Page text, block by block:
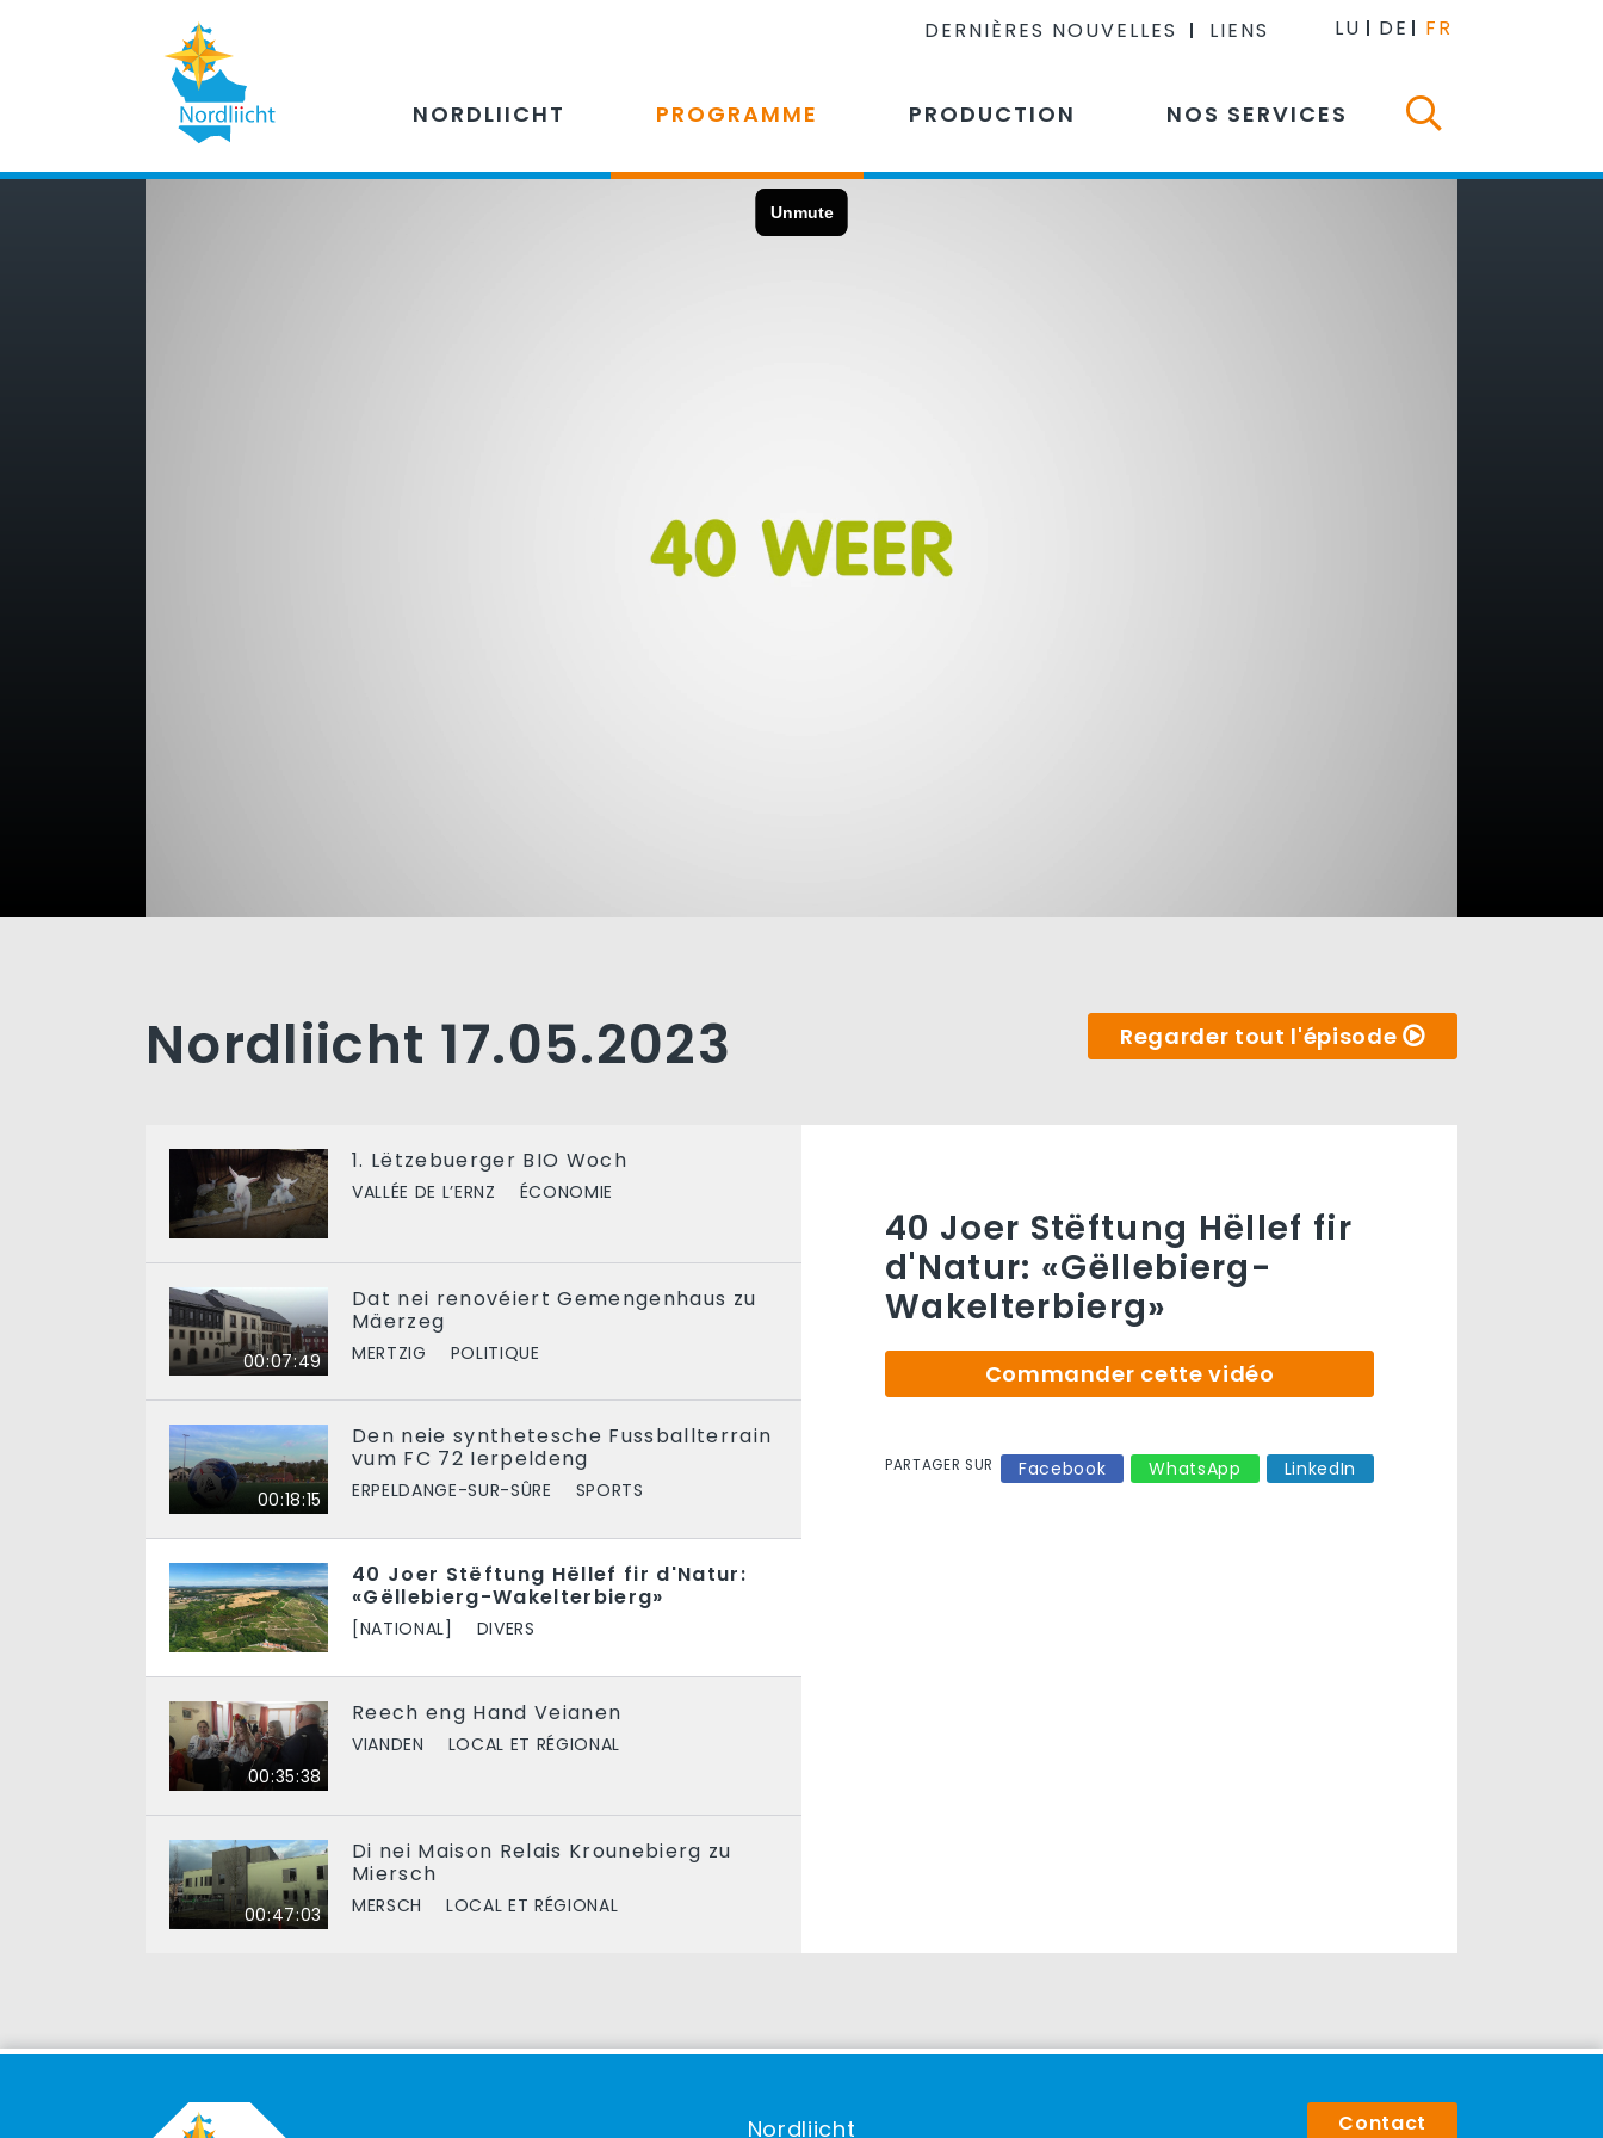
DERNIÈRES NOUVELLES LIENS LU DE FR
NORDLIICHT PROGRAMME PRODUCTION NOS SERVICES
Nordliicht 17.05.2023 Regarder tout l'épisode
1. Lëtzebuerger BIO Woch
VALLÉE DE L’ERNZ ÉCONOMIE
00:07:49
Dat nei renovéiert Gemengenhaus zu
Mäerzeg
MERTZIG POLITIQUE
00:18:15
Den neie synthetesche Fussballterrain
vum FC 72 Ierpeldeng
ERPELDANGE-SUR-SÛRE SPORTS
40 Joer Stëftung Hëllef fir d'Natur:
«Gëllebierg-Wakelterbierg»
[NATIONAL] DIVERS
00:35:38
Reech eng Hand Veianen
VIANDEN LOCAL ET RÉGIONAL
00:47:03
Di nei Maison Relais Krounebierg zu
Miersch
MERSCH LOCAL ET RÉGIONAL
40 Joer Stëftung Hëllef fir
d'Natur: «Gëllebierg-
Wakelterbierg»
Commander cette vidéo
PARTAGER SUR Facebook WhatsApp LinkedIn
Nordliicht Contact